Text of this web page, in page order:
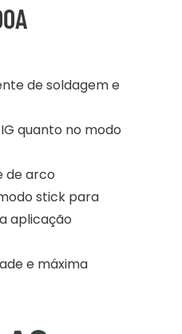
de soldagem e
quanto no modo
de arco
stick para
aplicação
e máxima